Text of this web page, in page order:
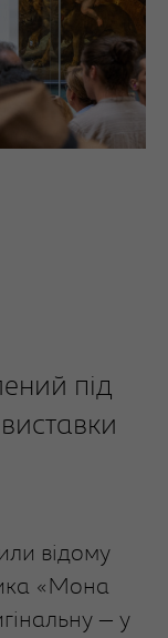
під
відому
«Мона
— у